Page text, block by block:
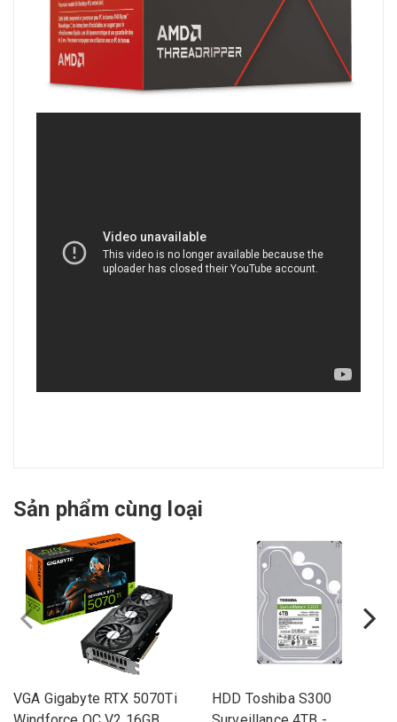
Sản phẩm cùng loại
VGA Gigabyte RTX 5070Ti
HDD Toshiba S300